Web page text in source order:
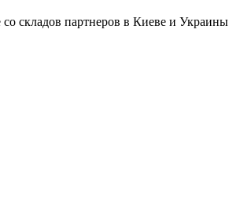
складов партнеров в Киеве и Украины